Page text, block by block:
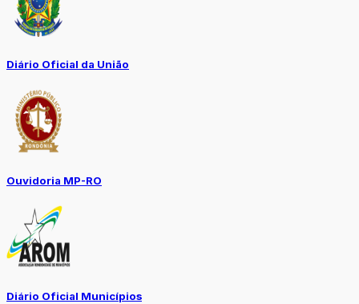
Diário Oficial da União
Ouvidoria MP-RO
Diário Oficial Municípios